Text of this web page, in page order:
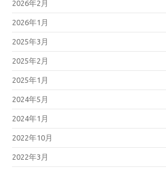
2026年2月
2026年1月
2025年3月
2025年2月
2025年1月
2024年5月
2024年1月
2022年10月
2022年3月